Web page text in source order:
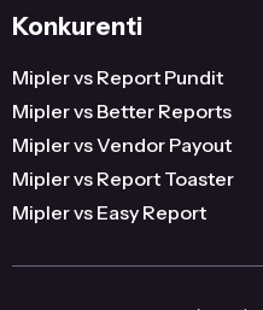
Konkurenti
Mipler vs Report Pundit
Mipler vs Better Reports
Mipler vs Vendor Payout
Mipler vs Report Toaster
Mipler vs Easy Report